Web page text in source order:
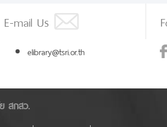
E-mail Us
elibrary@tsri.or.th
สกสว.